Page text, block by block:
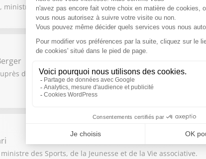
ministre de l’Aménagement du territoire et de la
du ministre de l'Intérieur est notre invité politique
des Sports, de la Jeunesse et de la Vie associative.